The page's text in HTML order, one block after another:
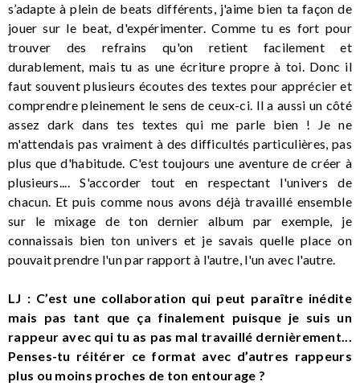
s’adapte à plein de beats différents, j'aime bien ta façon de
jouer sur le beat, d'expérimenter. Comme tu es fort pour
trouver des refrains qu'on retient facilement et
durablement, mais tu as une écriture propre à toi. Donc il
faut souvent plusieurs écoutes des textes pour apprécier et
comprendre pleinement le sens de ceux-ci. Il a aussi un côté
assez dark dans tes textes qui me parle bien ! Je ne
m'attendais pas vraiment à des difficultés particulières, pas
plus que d'habitude. C'est toujours une aventure de créer à
plusieurs.... S'accorder tout en respectant l'univers de
chacun. Et puis comme nous avons déjà travaillé ensemble
sur le mixage de ton dernier album par exemple, je
connaissais bien ton univers et je savais quelle place on
pouvait prendre l'un par rapport à l'autre, l'un avec l'autre.
LJ : C’est une collaboration qui peut paraître inédite
mais pas tant que ça finalement puisque je suis un
rappeur avec qui tu as pas mal travaillé dernièrement...
Penses-tu réitérer ce format avec d’autres rappeurs
plus ou moins proches de ton entourage ?